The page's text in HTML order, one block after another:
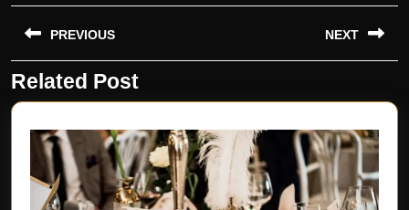
Beitragsnavigation
PREVIOUS
Previous
post:
NEXT
post:
Related Post